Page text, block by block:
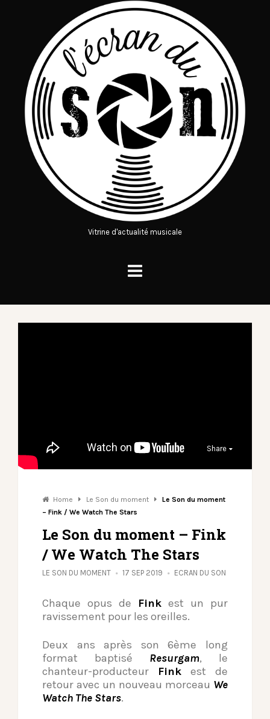
Vitrine d'actualité musicale
Share
Home Le Son du moment
Le Son du moment
– Fink / We Watch The Stars
Le Son du moment – Fink
/ We Watch The Stars
LE SON DU MOMENT 17 SEP 2019 ECRAN DU SON
Chaque opus de Fink est un pur
ravissement pour les oreilles.
Deux ans après son 6ème long
format baptisé Resurgam, le
chanteur-producteur
Finkest de
retour avec un nouveau morceau We
Watch The Stars.